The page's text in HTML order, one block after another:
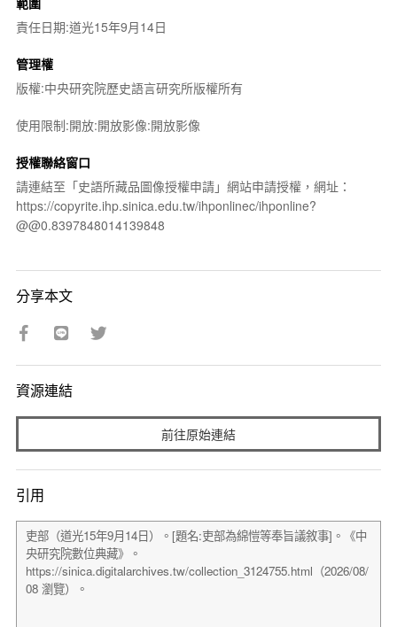
責任日期:道光15年9月14日
管理權
版權:中央研究院歷史語言研究所版權所有
使用限制:開放:開放影像:開放影像
授權聯絡窗口
請連結至「史語所藏品圖像授權申請」網站申請授權，網址：
https://copyrite.ihp.sinica.edu.tw/ihponlinec/ihponline?
@@0.8397848014139848
分享本文
資源連結
前往原始連結
引用